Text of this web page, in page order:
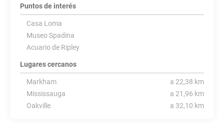
Puntos de interés
Casa Loma
Museo Spadina
Acuario de Ripley
Lugares cercanos
Markham
a 22,38 km
Mississauga
a 21,96 km
Oakville
a 32,10 km